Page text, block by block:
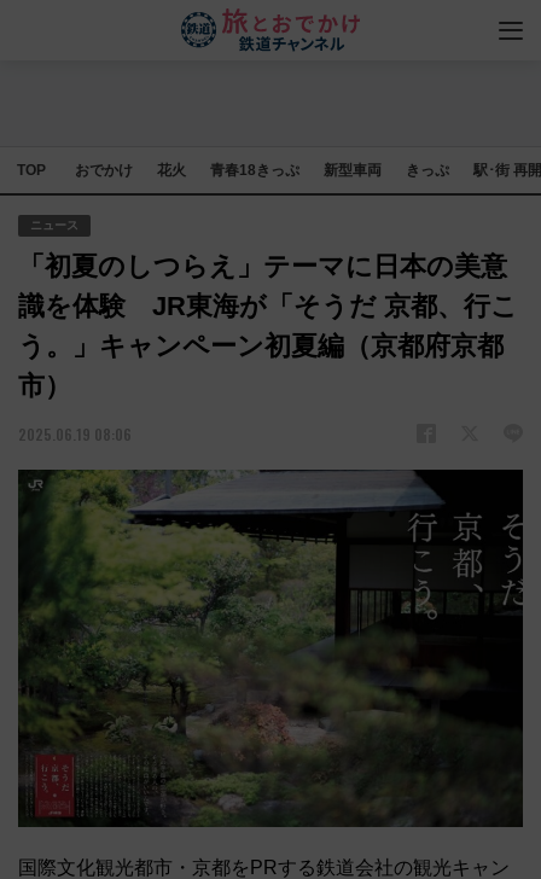
TOP おでかけ 花火 青春18きっぷ 新型車両 きっぷ 駅･街 再
ニュース
「初夏のしつらえ」テーマに日本の美意
識を体験 JR東海が「そうだ 京都、行こ
う。」キャンペーン初夏編（京都府京都
市）
2025.06.19 08:06
国際文化観光都市・京都をPRする鉄道会社の観光キャン